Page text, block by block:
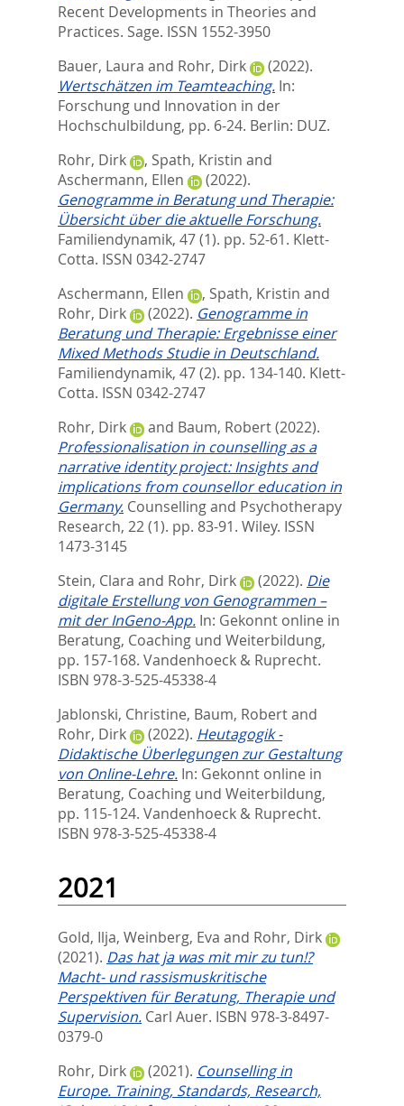
Recent Developments in Theories and
Practices. Sage. ISSN 1552-3950
Bauer, Laura and Rohr, Dirk
(2022).
Wertschätzen im Teamteaching. In:
Forschung und Innovation in der
Hochschulbildung, pp. 6-24. Berlin: DUZ.
Rohr, Dirk
, Spath, Kristin and
Aschermann, Ellen
(2022).
Genogramme in Beratung und Therapie:
Übersicht über die aktuelle Forschung.
Familiendynamik, 47 (1). pp. 52-61. Klett-
Cotta. ISSN 0342-2747
Aschermann, Ellen
, Spath, Kristin and
Rohr, Dirk
(2022). Genogramme in
Beratung und Therapie: Ergebnisse einer
Mixed Methods Studie in Deutschland.
Familiendynamik, 47 (2). pp. 134-140. Klett-
Cotta. ISSN 0342-2747
Rohr, Dirk
and Baum, Robert(2022).
Professionalisation in counselling as a
narrative identity project: Insights and
implications from counsellor education in
Germany. Counselling and Psychotherapy
Research, 22 (1). pp. 83-91. Wiley. ISSN
1473-3145
Stein, Clara and Rohr, Dirk (2022). Die
digitale Erstellung von Genogrammen –
mit der InGeno-App. In: Gekonnt online in
Beratung, Coaching und Weiterbildung,
pp. 157-168. Vandenhoeck & Ruprecht.
ISBN 978-3-525-45338-4
Jablonski, Christine, Baum, Robertand
Rohr, Dirk
(2022). Heutagogik -
Didaktische Überlegungen zur Gestaltung
von Online-Lehre. In: Gekonnt online in
Beratung, Coaching und Weiterbildung,
pp. 115-124. Vandenhoeck & Ruprecht.
ISBN 978-3-525-45338-4
2021
Gold, Ilja, Weinberg, Eva and Rohr, Dirk
(2021). Das hat ja was mit mir zu tun!?
Macht- und rassismuskritische
Perspektiven für Beratung, Therapie und
Supervision. Carl Auer. ISBN 978-3-8497-
0379-0
Rohr, Dirk
(2021). Counselling in
Europe. Training, Standards, Research,